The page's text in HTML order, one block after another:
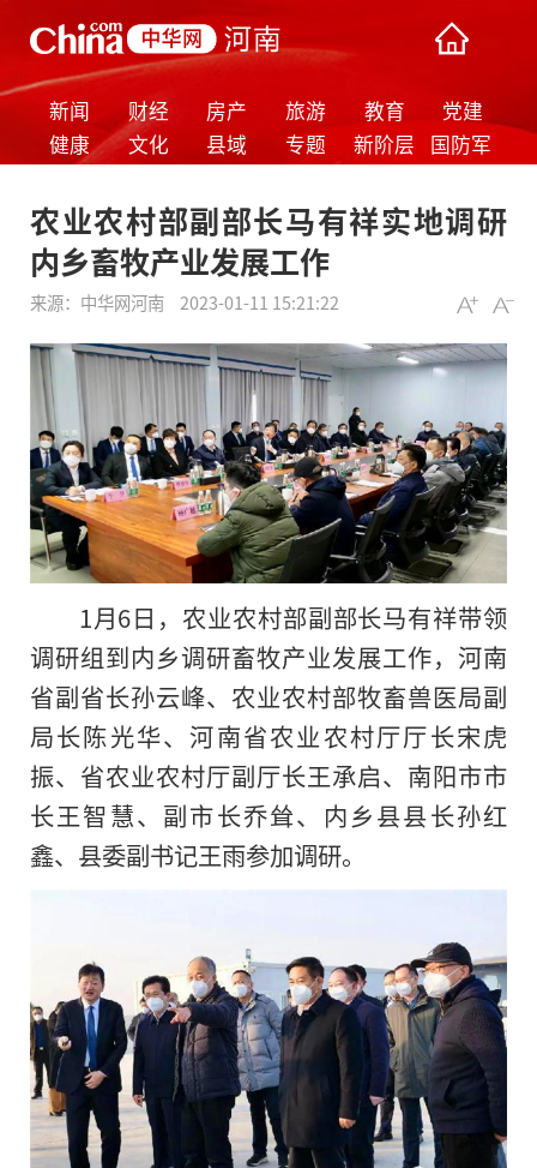
新闻 财经 房产 旅游 教育
党建
健康
文化 县域 专题 新阶层
国防军
农业农村部副部长马有祥实地调研
内乡畜牧产业发展工作
来源： 中华网河南 2023-01-11 15:21:22
1月6日，农业农村部副部长马有祥带领
调研组到内乡调研畜牧产业发展工作，河南
省副省长孙云峰、农业农村部牧畜兽医局副
局长陈光华、河南省农业农村厅厅长宋虎
振、省农业农村厅副厅长王承启、南阳市市
长王智慧、副市长乔耸、内乡县县长孙红
鑫、县委副书记王雨参加调研。